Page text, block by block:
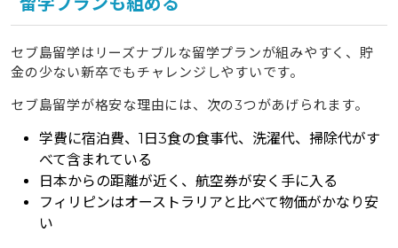
セブ島留学はリーズナブルな留学プランが組みやすく、貯
金の少ない新卒でもチャレンジしやすいです。
セブ島留学が格安な理由には、次の3つがあげられます。
学費に宿泊費、1日3食の食事代、洗濯代、掃除代がす
べて含まれている
日本からの距離が近く、航空券が安く手に入る
フィリピンはオーストラリアと比べて物価がかなり安
い